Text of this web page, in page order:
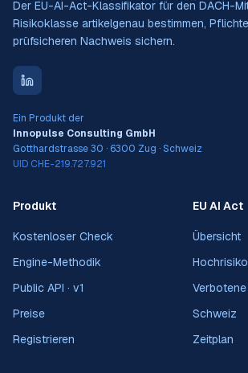
Der EU-AI-Act-Klassifikator für den DACH-
Risikoklasse artikelgenau bestimmen,
prüfsicheren Nachweis sichern.
Ein Produkt der
Innopulse Consulting GmbH
Gotthardstrasse 30 · 6300 Zug · Schweiz
UID CHE-219.727.921
Produkt
Kostenloser Check
Engine-Methodik
Public API · v1
Preise
Registrieren
EU AI Act
Übersicht
Verbotene
Schweiz
Zeitplan